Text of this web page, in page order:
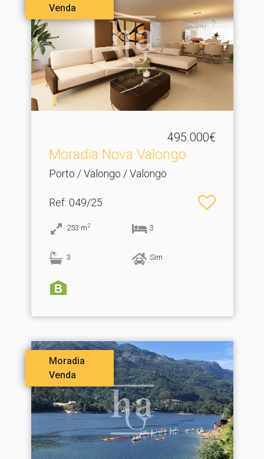
Venda
495.000€
Moradia Nova Valongo
Porto / Valongo / Valongo
Ref: 049/25
253 m2 3
3 Sim
Moradia
Venda